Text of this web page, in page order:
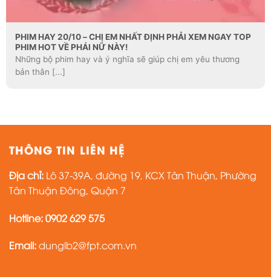
PHIM HAY 20/10 – CHỊ EM NHẤT ĐỊNH PHẢI XEM NGAY TOP
PHIM HOT VỀ PHÁI NỮ NÀY!
Những bộ phim hay và ý nghĩa sẽ giúp chị em yêu thương
bản thân [...]
THÔNG TIN LIÊN HỆ
Địa chỉ: Lô 37-39A, đường 19, KCX Tân Thuận, Phường
Tân Thuận Đông, Quận 7
Hotline: 0902 629 575
Email:dunglb2@fpt.com.vn